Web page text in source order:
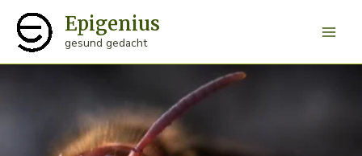
Inhalt
springen
Epigenius
gesund gedacht